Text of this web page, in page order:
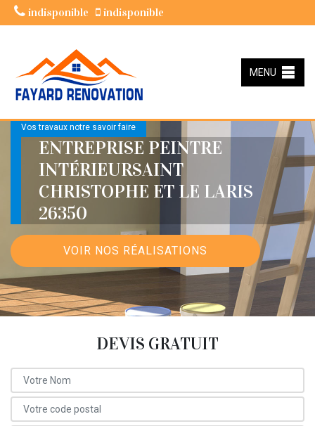
indisponible indisponible
MENU
Vos travaux notre savoir faire
ENTREPRISE PEINTRE
INTÉRIEURSAINT
CHRISTOPHE ET LE LARIS
26350
VOIR NOS RÉALISATIONS
DEVIS GRATUIT